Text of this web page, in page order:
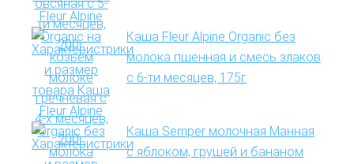
Каша Fleur Alpine Organic без
молока пшенная и смесь злаков
с 6-ти месяцев, 175г
Каша Semper молочная Манная
с яблоком, грушей и бананом